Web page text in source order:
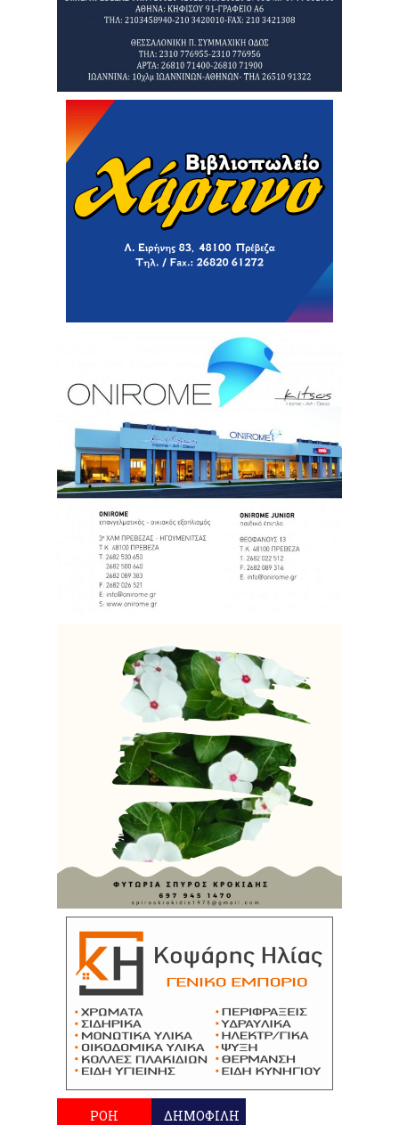
ΡΟΗ ΔΗΜΟΦΙΛΗ